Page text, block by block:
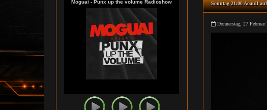
Sonntag 21:00 Aoaull
Donnerstag, 27 Februar